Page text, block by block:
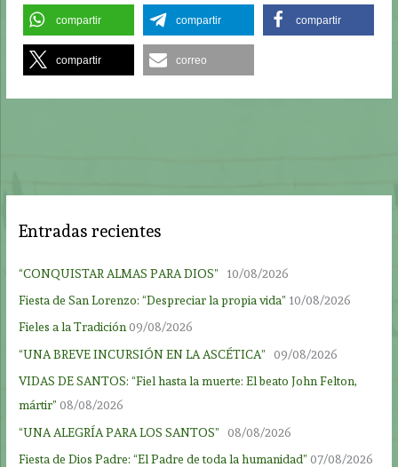
compartir compartir compartir
compartir correo
Entradas recientes
“CONQUISTAR ALMAS PARA DIOS”
10/08/2026
Fiesta de San Lorenzo: “Despreciar la propia vida” 10/08/2026
Fieles a la Tradición09/08/2026
“UNA BREVE INCURSIÓN EN LA ASCÉTICA”
09/08/2026
VIDAS DE SANTOS: “Fiel hasta la muerte: El beato John Felton,
mártir” 08/08/2026
“UNA ALEGRÍA PARA LOS SANTOS”
08/08/2026
Fiesta de Dios Padre: “El Padre de toda la humanidad” 07/08/2026